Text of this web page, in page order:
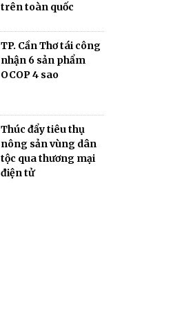
trên toàn quốc
TP. Cần Thơ tái công
nhận 6 sản phẩm
OCOP 4 sao
Thúc đẩy tiêu thụ
nông sản vùng dân
tộc qua thương mại
điện tử